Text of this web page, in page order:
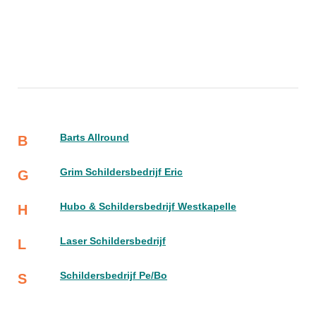
B Barts Allround
G Grim Schildersbedrijf Eric
H Hubo & Schildersbedrijf Westkapelle
L Laser Schildersbedrijf
S Schildersbedrijf Pe/Bo